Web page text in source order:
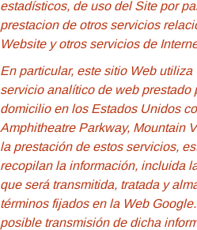
estadísticos, de uso del Site por
prestacion de otros servicios
Website y otros servicios de
En particular, este sitio Web
servicio analítico de web prestado
domicilio en los Estados Unidos
Amphitheatre Parkway, Mountain
la prestación de estos servicios,
recopilan la información, incluida
que será transmitida, tratada y
términos fijados en la Web
posible transmisión de dicha